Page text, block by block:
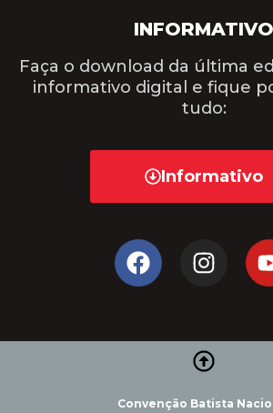
INFORMATIVO
Faça o download da última
informativo digital e fique
tudo:
Informativo
Convenção Batista